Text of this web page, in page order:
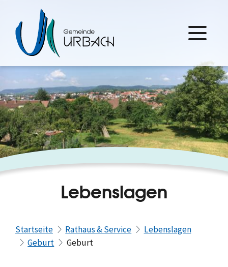
Lebenslagen
Startseite Rathaus & Service
Lebenslagen
Geburt
Geburt